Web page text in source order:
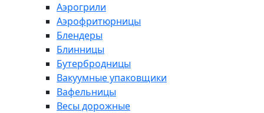
Аэрогрили
Аэрофритюрницы
Блендеры
Блинницы
Бутербродницы
Вакуумные упаковщики
Вафельницы
Весы дорожные